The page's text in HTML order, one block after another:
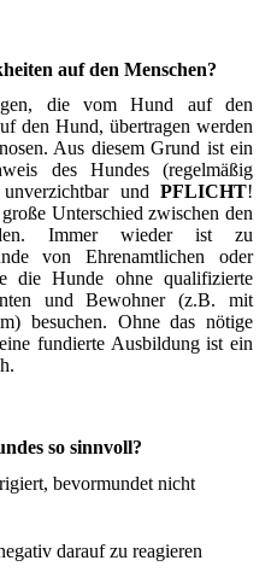
auf den Menschen?
die vom Hund auf den
den Hund, übertragen werden
Aus diesem Grund ist ein
des Hundes (regelmäßig
und PFLICHT!
Unterschied zwischen den
Immer wieder ist zu
von Ehrenamtlichen oder
die Hunde ohne qualifizierte
und Bewohner (z.B. mit
besuchen. Ohne das nötige
fundierte Ausbildung ist ein
so sinnvoll?
bevormundet nicht
darauf zu reagieren